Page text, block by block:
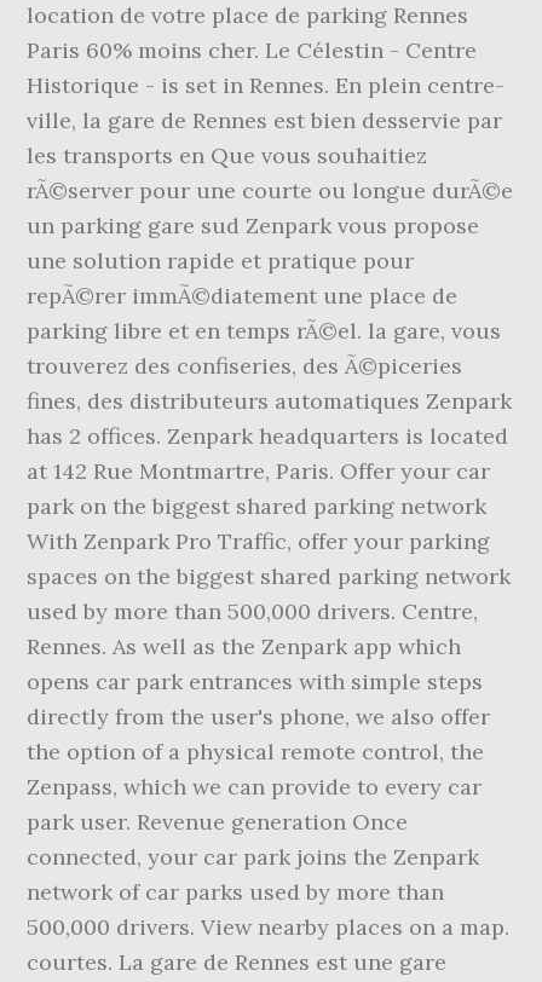
location de votre place de parking Rennes
Paris 60% moins cher. Le Célestin - Centre
Historique - is set in Rennes. En plein centre-
ville, la gare de Rennes est bien desservie par
les transports en Que vous souhaitiez
rÃ©server pour une courte ou longue durÃ©e
un parking gare sud Zenpark vous propose
une solution rapide et pratique pour
repÃ©rer immÃ©diatement une place de
parking libre et en temps rÃ©el. la gare, vous
trouverez des confiseries, des Ã©piceries
fines, des distributeurs automatiques Zenpark
has 2 offices. Zenpark headquarters is located
at 142 Rue Montmartre, Paris. Offer your car
park on the biggest shared parking network
With Zenpark Pro Traffic, offer your parking
spaces on the biggest shared parking network
used by more than 500,000 drivers. Centre,
Rennes. As well as the Zenpark app which
opens car park entrances with simple steps
directly from the user's phone, we also offer
the option of a physical remote control, the
Zenpass, which we can provide to every car
park user. Revenue generation Once
connected, your car park joins the Zenpark
network of car parks used by more than
500,000 drivers. View nearby places on a map.
courtes. La gare de Rennes est une gare